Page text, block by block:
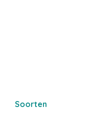
Soorten